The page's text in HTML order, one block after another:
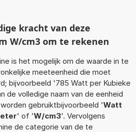
kracht van deze
W/cm3 om te rekenen
is het mogelijk om de waarde in te
meeteenheid die moet
bijvoorbeeld '785 Watt per Kubieke
de volledige naam van de eenheid
gebruiktbijvoorbeeld 'Watt
' of 'W/cm3'. Vervolgens
de categorie van de te